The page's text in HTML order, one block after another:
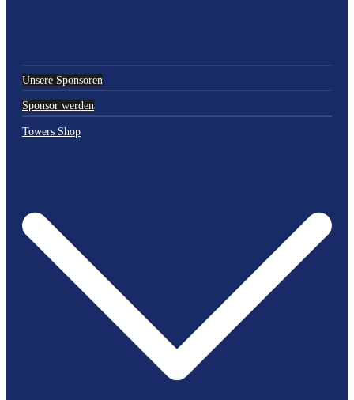
Unsere Sponsoren
Sponsor werden
Towers Shop